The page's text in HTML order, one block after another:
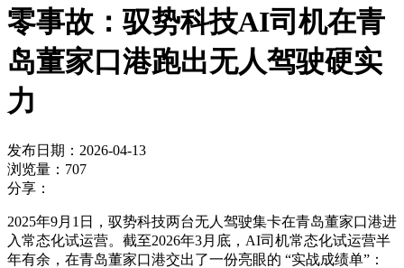
零事故：驭势科技AI司机在青
岛董家口港跑出无人驾驶硬实
力
发布日期：2026-04-13
浏览量：707
分享：
2025年9月1日，驭势科技两台无人驾驶集卡在青岛董家口港进
入常态化试运营。截至2026年3月底，AI司机常态化试运营半
年有余，在青岛董家口港交出了一份亮眼的 “实战成绩单”：